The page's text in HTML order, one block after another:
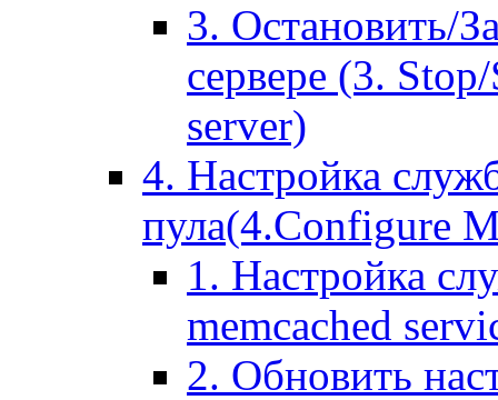
3. Остановить/
сервере (3.
server)
4. Настройка
пула(4.Configure
1. Настройка
memcached
2. Обновить